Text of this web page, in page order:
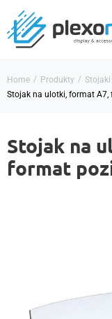
Home / Produkty / Stojaki
Stojak na ulotki, format
Stojak na
format